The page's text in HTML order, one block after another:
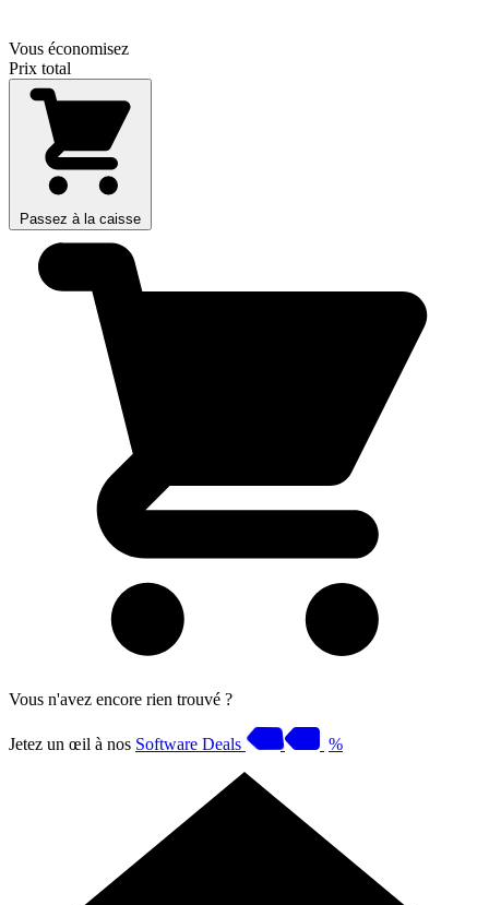
Vous économisez
Prix total
Passez à la caisse
Vous n'avez encore rien trouvé ?
Jetez un œil à nos Software Deals %